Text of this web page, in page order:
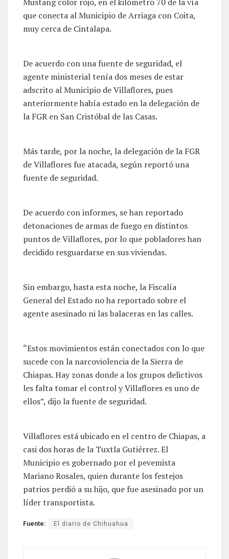
que conecta al Municipio de Arriaga con Coita,
muy cerca de Cintalapa.
De acuerdo con una fuente de seguridad, el
agente ministerial tenía dos meses de estar
adscrito al Municipio de Villaflores, pues
anteriormente había estado en la delegación de
la FGR en San Cristóbal de las Casas.
Más tarde, por la noche, la delegación de la FGR
de Villaflores fue atacada, según reportó una
fuente de seguridad.
De acuerdo con informes, se han reportado
detonaciones de armas de fuego en distintos
puntos de Villaflores, por lo que pobladores han
decidido resguardarse en sus viviendas.
Sin embargo, hasta esta noche, la Fiscalía
General del Estado no ha reportado sobre el
agente asesinado ni las balaceras en las calles.
“Estos movimientos están conectados con lo que
sucede con la narcoviolencia de la Sierra de
Chiapas. Hay zonas donde a los grupos delictivos
les falta tomar el control y Villaflores es uno de
ellos”, dijo la fuente de seguridad.
Villaflores está ubicado en el centro de Chiapas, a
casi dos horas de la Tuxtla Gutiérrez. El
Municipio es gobernado por el pevemista
Mariano Rosales, quien durante los festejos
patrios perdió a su hijo, que fue asesinado por un
líder transportista.
Fuente: El diario de Chihuahua